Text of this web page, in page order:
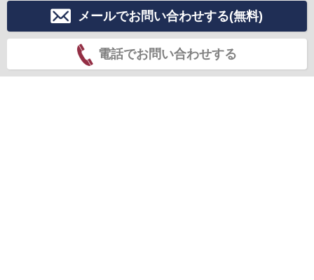
メールでお問い合わせする(無料)
電話でお問い合わせする